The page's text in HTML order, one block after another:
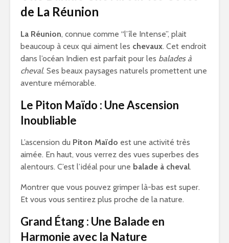
de La Réunion
La Réunion, connue comme “l’île Intense”, plait
beaucoup à ceux qui aiment les chevaux. Cet endroit
dans l’océan Indien est parfait pour les balades à
cheval. Ses beaux paysages naturels promettent une
aventure mémorable.
Le Piton Maïdo : Une Ascension
Inoubliable
L’ascension du Piton Maïdo est une activité très
aimée. En haut, vous verrez des vues superbes des
alentours. C’est l’idéal pour une balade à cheval.
Montrer que vous pouvez grimper là-bas est super.
Et vous vous sentirez plus proche de la nature.
Grand Étang : Une Balade en
Harmonie avec la Nature